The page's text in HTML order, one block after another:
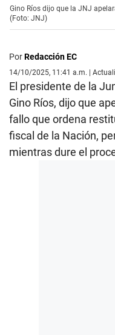
Gino Ríos dijo que la JNJ
(Foto: JNJ)
PorRedacción EC
14/10/2025, 11:41 a.m. |
El presidente de la
Gino Ríos, dijo que
fallo que ordena
fiscal de la Nación,
mientras dure el